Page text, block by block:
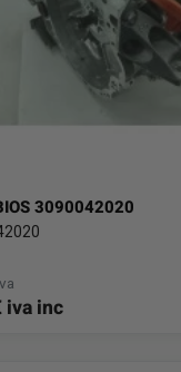
3090042020
iva inc